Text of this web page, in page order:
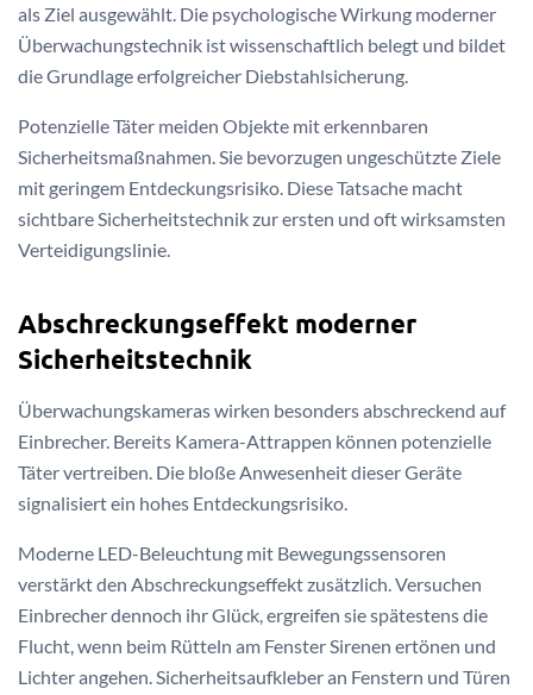
als Ziel ausgewählt. Die psychologische Wirkung moderner
Überwachungstechnik ist wissenschaftlich belegt und bildet
die Grundlage erfolgreicher Diebstahlsicherung.
Potenzielle Täter meiden Objekte mit erkennbaren
Sicherheitsmaßnahmen. Sie bevorzugen ungeschützte Ziele
mit geringem Entdeckungsrisiko. Diese Tatsache macht
sichtbare Sicherheitstechnik zur ersten und oft wirksamsten
Verteidigungslinie.
Abschreckungseffekt moderner
Sicherheitstechnik
Überwachungskameras wirken besonders abschreckend auf
Einbrecher. Bereits Kamera-Attrappen können potenzielle
Täter vertreiben. Die bloße Anwesenheit dieser Geräte
signalisiert ein hohes Entdeckungsrisiko.
Moderne LED-Beleuchtung mit Bewegungssensoren
verstärkt den Abschreckungseffekt zusätzlich. Versuchen
Einbrecher dennoch ihr Glück, ergreifen sie spätestens die
Flucht, wenn beim Rütteln am Fenster Sirenen ertönen und
Lichter angehen. Sicherheitsaufkleber an Fenstern und Türen